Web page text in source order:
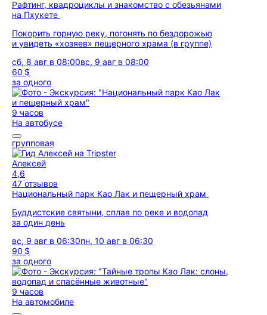
Рафтинг, квадроциклы и знакомство с обезьянами
на Пхукете
Покорить горную реку, погонять по бездорожью
и увидеть «хозяев» пещерного храма (в группе)
сб, 8 авг в 08:00вс, 9 авг в 08:00
60 $
за одного
9 часов
На автобусе
групповая
Алексей
4,6
47 отзывов
Национальный парк Као Лак и пещерный храм
Буддистские святыни, сплав по реке и водопад
за один день
вс, 9 авг в 06:30пн, 10 авг в 06:30
90 $
за одного
9 часов
На автомобиле